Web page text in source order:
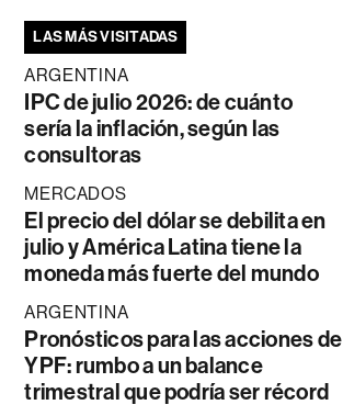
LAS MÁS VISITADAS
ARGENTINA
IPC de julio 2026: de cuánto
sería la inflación, según las
consultoras
MERCADOS
El precio del dólar se debilita en
julio y América Latina tiene la
moneda más fuerte del mundo
ARGENTINA
Pronósticos para las acciones de
YPF: rumbo a un balance
trimestral que podría ser récord